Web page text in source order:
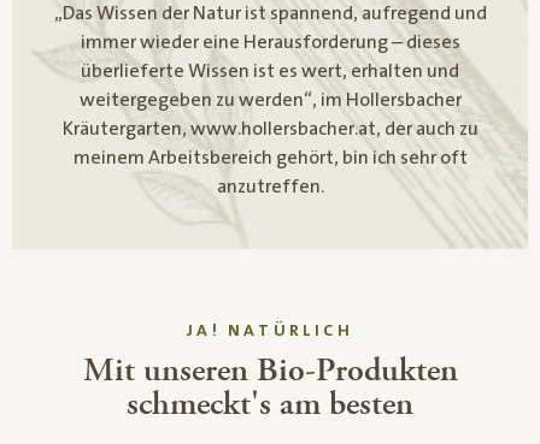
„Das Wissen der Natur ist spannend, aufregend und
immer wieder eine Herausforderung – dieses
überlieferte Wissen ist es wert, erhalten und
weitergegeben zu werden“, im Hollersbacher
Kräutergarten, www.hollersbacher.at, der auch zu
meinem Arbeitsbereich gehört, bin ich sehr oft
anzutreffen.
JA! NATÜRLICH
Mit unseren Bio-Produkten
schmeckt's am besten